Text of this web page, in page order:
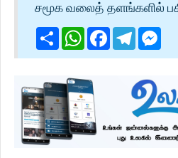
சமூக வலைத் தளங்களில்
ShareWhatsApp
Facebook